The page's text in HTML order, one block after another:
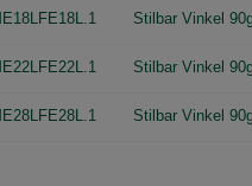
Stilbar Vinkel
Stilbar Vinkel
Stilbar Vinkel